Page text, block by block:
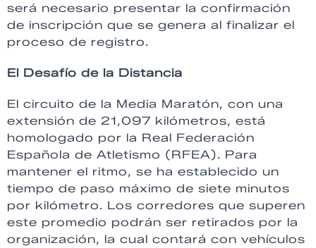
será necesario presentar la confirmación
de inscripción que se genera al finalizar el
proceso de registro.
El Desafío de la Distancia
El circuito de la Media Maratón, con una
extensión de 21,097 kilómetros, está
homologado por la Real Federación
Española de Atletismo (RFEA). Para
mantener el ritmo, se ha establecido un
tiempo de paso máximo de siete minutos
por kilómetro. Los corredores que superen
este promedio podrán ser retirados por la
organización, la cual contará con vehículos